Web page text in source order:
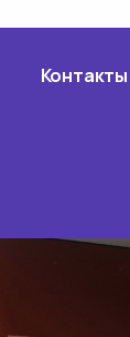
Контакты